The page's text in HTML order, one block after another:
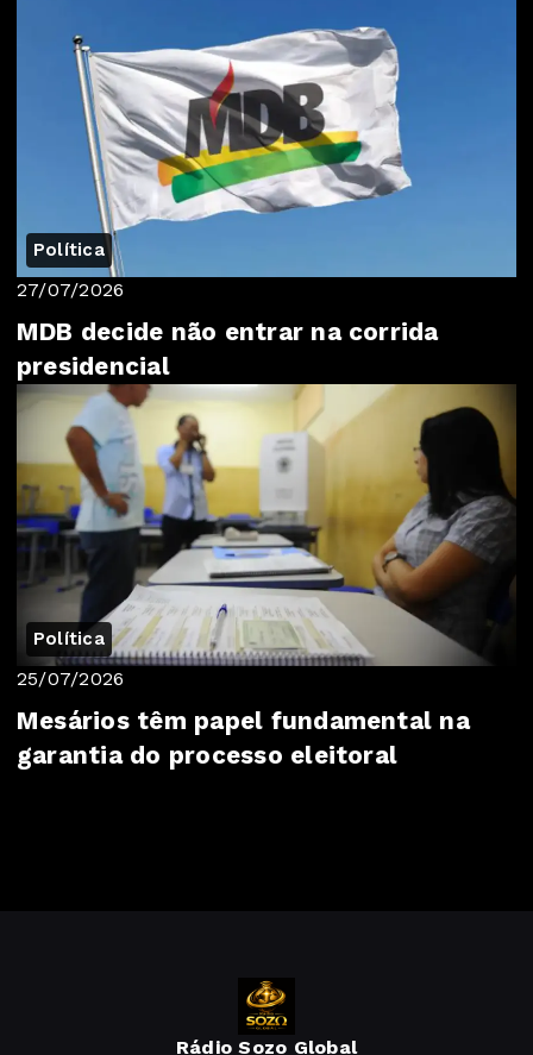
Política
27/07/2026
MDB decide não entrar na corrida
presidencial
Política
25/07/2026
Mesários têm papel fundamental na
garantia do processo eleitoral
Rádio Sozo Global